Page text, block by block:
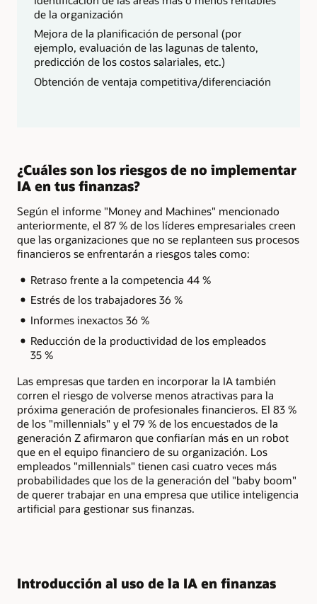
de la organización
Mejora de la planificación de personal (por
ejemplo, evaluación de las lagunas de talento,
predicción de los costos salariales, etc.)
Obtención de ventaja competitiva/diferenciación
¿Cuáles son los riesgos de no implementar
IA en tus finanzas?
Según el informe "Money and Machines" mencionado
anteriormente, el 87 % de los líderes empresariales creen
que las organizaciones que no se replanteen sus procesos
financieros se enfrentarán a riesgos tales como:
Retraso frente a la competencia 44 %
Estrés de los trabajadores 36 %
Informes inexactos 36 %
Reducción de la productividad de los empleados
35 %
Las empresas que tarden en incorporar la IA también
corren el riesgo de volverse menos atractivas para la
próxima generación de profesionales financieros. El 83 %
de los "millennials" y el 79 % de los encuestados de la
generación Z afirmaron que confiarían más en un robot
que en el equipo financiero de su organización. Los
empleados "millennials" tienen casi cuatro veces más
probabilidades que los de la generación del "baby boom"
de querer trabajar en una empresa que utilice inteligencia
artificial para gestionar sus finanzas.
Introducción al uso de la IA en finanzas